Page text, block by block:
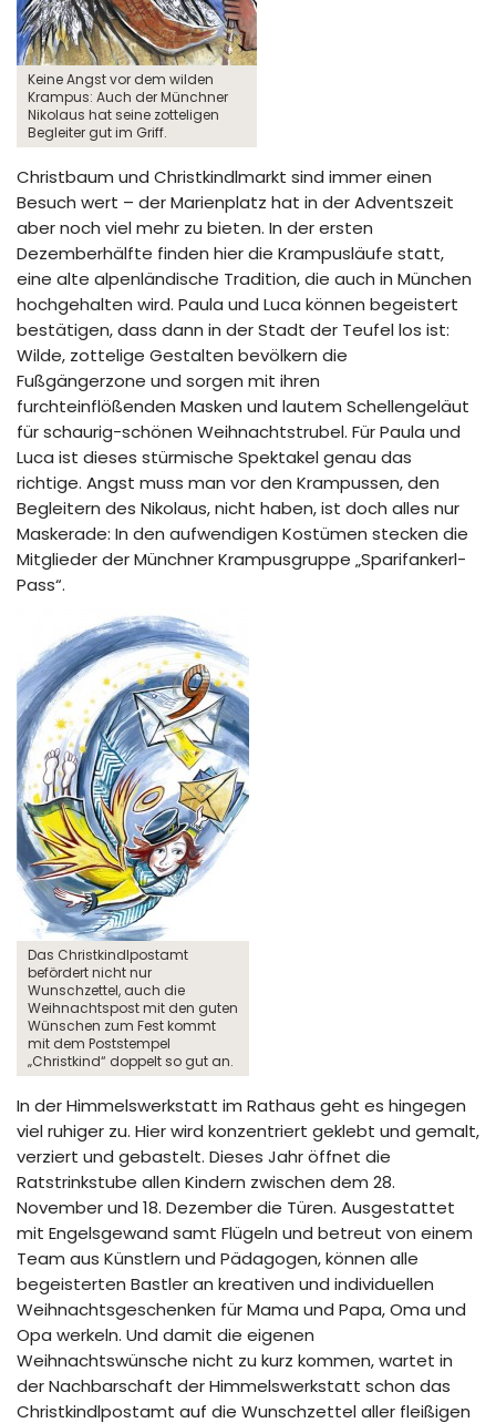
Keine Angst vor dem wilden
Krampus: Auch der Münchner
Nikolaus hat seine zotteligen
Begleiter gut im Griff.
Christbaum und Christkindlmarkt sind immer einen
Besuch wert – der Marienplatz hat in der Adventszeit
aber noch viel mehr zu bieten. In der ersten
Dezemberhälfte finden hier die Krampusläufe statt,
eine alte alpenländische Tradition, die auch in München
hochgehalten wird. Paula und Luca können begeistert
bestätigen, dass dann in der Stadt der Teufel los ist:
Wilde, zottelige Gestalten bevölkern die
Fußgängerzone und sorgen mit ihren
furchteinflößenden Masken und lautem Schellengeläut
für schaurig-schönen Weihnachtstrubel. Für Paula und
Luca ist dieses stürmische Spektakel genau das
richtige. Angst muss man vor den Krampussen, den
Begleitern des Nikolaus, nicht haben, ist doch alles nur
Maskerade: In den aufwendigen Kostümen stecken die
Mitglieder der Münchner Krampusgruppe „Sparifankerl-
Pass“.
Das Christkindlpostamt
befördert nicht nur
Wunschzettel, auch die
Weihnachtspost mit den guten
Wünschen zum Fest kommt
mit dem Poststempel
„Christkind“ doppelt so gut an.
In der Himmelswerkstatt im Rathaus geht es hingegen
viel ruhiger zu. Hier wird konzentriert geklebt und gemalt,
verziert und gebastelt. Dieses Jahr öffnet die
Ratstrinkstube allen Kindern zwischen dem 28.
November und 18. Dezember die Türen. Ausgestattet
mit Engelsgewand samt Flügeln und betreut von einem
Team aus Künstlern und Pädagogen, können alle
begeisterten Bastler an kreativen und individuellen
Weihnachtsgeschenken für Mama und Papa, Oma und
Opa werkeln. Und damit die eigenen
Weihnachtswünsche nicht zu kurz kommen, wartet in
der Nachbarschaft der Himmelswerkstatt schon das
Christkindlpostamt auf die Wunschzettel aller fleißigen